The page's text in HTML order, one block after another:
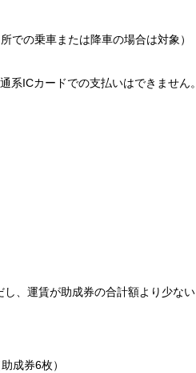
の乗車または降車の場合は対象）
系ICカードでの支払いはできません。
し、運賃が助成券の合計額より少ない
成券6枚）